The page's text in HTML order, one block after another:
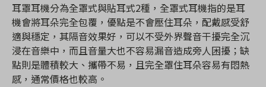
耳罩耳機分為全罩式與貼耳式2種，全罩式耳機指的是耳
機會將耳朵完全包覆，優點是不會壓住耳朵，配戴感受舒
適與穩定，其隔音效果好，可以不受外界聲音干擾完全沉
浸在音樂中，而且音量大也不容易漏音造成旁人困擾；缺
點則是體積較大、攜帶不易，且完全罩住耳朵容易有悶熱
感，通常價格也較高。